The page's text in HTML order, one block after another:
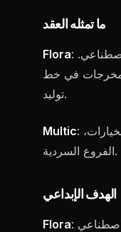
ما تمثله العقد
Flora: خطوات معالجة الذكاء الاصطناعي.
المخرجات في خط
توليد.
Multic: عناصر القصة. المشاهد، الحوار، الخيارات،
الفروع السردية.
الهدف الإبداعي
Flora: إنشاء أصول مولدة بالذكاء الاصطناعي